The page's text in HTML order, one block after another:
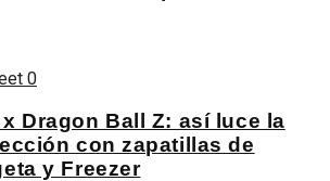
0
Dragon Ball Z: así luce la
con zapatillas de
y Freezer